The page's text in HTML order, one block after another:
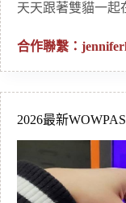
天天跟著雙貓一起
合作聯繫：
2026最新